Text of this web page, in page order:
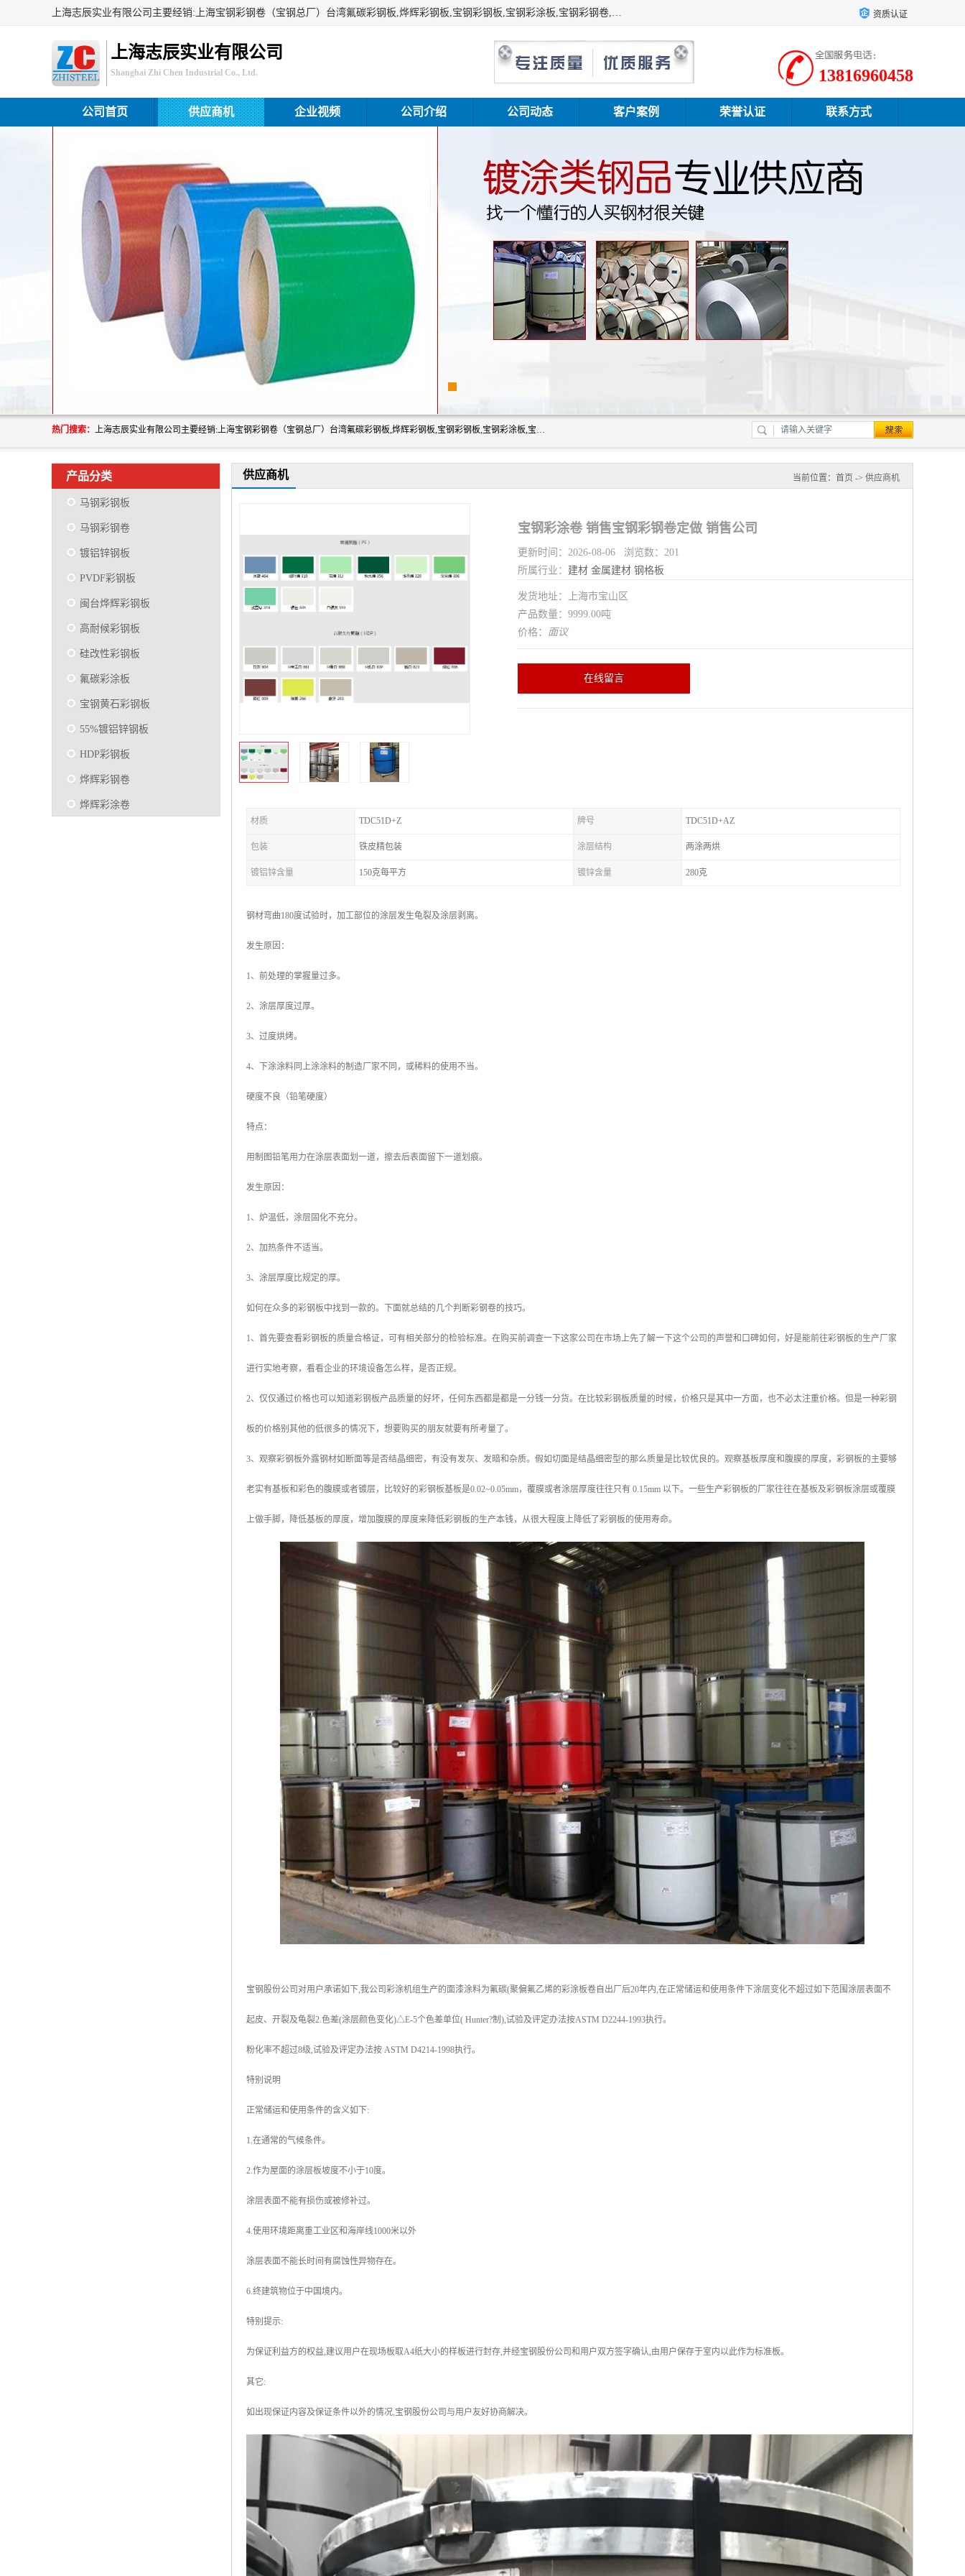
上海志辰实业有限公司主要经销:上海宝钢彩钢卷（宝钢总厂）台湾氟碳彩钢板,烨辉彩钢板,宝钢彩钢板,宝钢彩涂板,宝钢彩钢卷,马钢彩钢板,马钢彩钢卷,镀铝锌钢板,PVDF彩钢板,台湾烨辉彩钢板,高耐候彩钢板,硅改性彩钢板,规格齐全。 资质认证
上海志辰实业有限公司
Shanghai Zhi Chen Industrial Co., Ltd. 13816960458
公司首页 供应商机 企业视频 公司介绍 公司动态 客户案例 荣誉认证 联系方式
热门搜索： 上海志辰实业有限公司主要经销:上海宝钢彩钢卷（宝钢总厂）台湾氟碳彩钢板,烨辉彩钢板,宝钢彩钢板,宝钢彩涂板,宝钢彩钢卷,马钢彩钢板,马钢彩钢卷,镀铝锌钢板,PVDF彩钢板,台湾烨辉彩钢板,高耐候彩钢板,硅改性彩钢板,规格齐全。
产品分类
马钢彩钢板
马钢彩钢卷
镀铝锌钢板
PVDF彩钢板
闽台烨辉彩钢板
高耐候彩钢板
硅改性彩钢板
氟碳彩涂板
宝钢黄石彩钢板
55%镀铝锌钢板
HDP彩钢板
烨辉彩钢卷
烨辉彩涂卷
供应商机 当前位置： 首页 -> 供应商机
宝钢彩涂卷 销售宝钢彩钢卷定做 销售公司
更新时间：2026-08-06 浏览数：201
所属行业： 建材 金属建材 钢格板
发货地址：上海市宝山区
产品数量：9999.00吨
价格： 面议
在线留言
材质 TDC51D+Z 牌号 TDC51D+AZ
包装 铁皮精包装 涂层结构 两涂两烘
镀铝锌含量 150克每平方 镀锌含量 280克
钢材弯曲180度试验时，加工部位的涂层发生龟裂及涂层剥离。
发生原因：
1、前处理的掌握量过多。
2、涂层厚度过厚。
3、过度烘烤。
4、下涂涂料同上涂涂料的制造厂家不同，或稀料的使用不当。
硬度不良（铅笔硬度）
特点：
用制图铅笔用力在涂层表面划一道，擦去后表面留下一道划痕。
发生原因：
1、炉温低，涂层固化不充分。
2、加热条件不适当。
3、涂层厚度比规定的厚。
如何在众多的彩钢板中找到一款的。下面就总结的几个判断彩钢卷的技巧。
1、首先要查看彩钢板的质量合格证，可有相关部分的检验标准。在购买前调查一下这家公司在市场上先了解一下这个公司的声誉和口碑如何，好是能前往彩钢板的生产厂家
进行实地考察，看看企业的环境设备怎么样，是否正规。
2、仅仅通过价格也可以知道彩钢板产品质量的好坏，任何东西都是都是一分钱一分货。在比较彩钢板质量的时候，价格只是其中一方面，也不必太注重价格。但是一种彩钢
板的价格别其他的低很多的情况下，想要购买的朋友就要有所考量了。
3、观察彩钢板外露钢材如断面等是否结晶细密，有没有发灰、发暗和杂质。假如切面是结晶细密型的那么质量是比较优良的。观察基板厚度和腹膜的厚度，彩钢板的主要够
老实有基板和彩色的腹膜或者镀层，比较好的彩钢板基板是0.02~0.05mm，覆膜或者涂层厚度往往只有 0.15mm 以下。一些生产彩钢板的厂家往往在基板及彩钢板涂层或覆膜
上做手脚，降低基板的厚度，增加腹膜的厚度来降低彩钢板的生产本钱，从很大程度上降低了彩钢板的使用寿命。
宝钢股份公司对用户承诺如下,我公司彩涂机组生产的面漆涂料为氟碳(聚偏氟乙烯的彩涂板卷自出厂后20年内,在正常储运和使用条件下涂层变化不超过如下范围涂层表面不
起皮、开裂及龟裂2.色差(涂层颜色变化)△E-5个色差单位( Hunter?制),试验及评定办法按ASTM D2244-1993执行。
粉化率不超过8级,试验及评定办法按 ASTM D4214-1998执行。
特别说明
正常储运和使用条件的含义如下:
1.在通常的气候条件。
2.作为屋面的涂层板坡度不小于10度。
涂层表面不能有损伤或被修补过。
4.使用环境距离重工业区和海岸线1000米以外
涂层表面不能长时间有腐蚀性异物存在。
6.终建筑物位于中国境内。
特别提示:
为保证利益方的权益,建议用户在现场板取A4纸大小的样板进行封存,并经宝钢股份公司和用户双方签字确认,由用户保存于室内以此作为标准板。
其它:
如出现保证内容及保证条件以外的情况,宝钢股份公司与用户友好协商解决。